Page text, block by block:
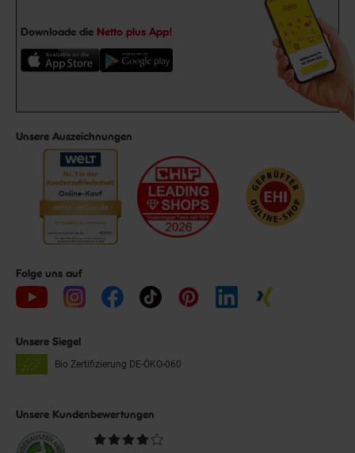
Downloade die Netto plus App!
Unsere Auszeichnungen
Folge uns auf
Unsere Siegel
Bio Zertifizierung DE-ÖKO-060
Unsere Kundenbewertungen
Durchschnittliche